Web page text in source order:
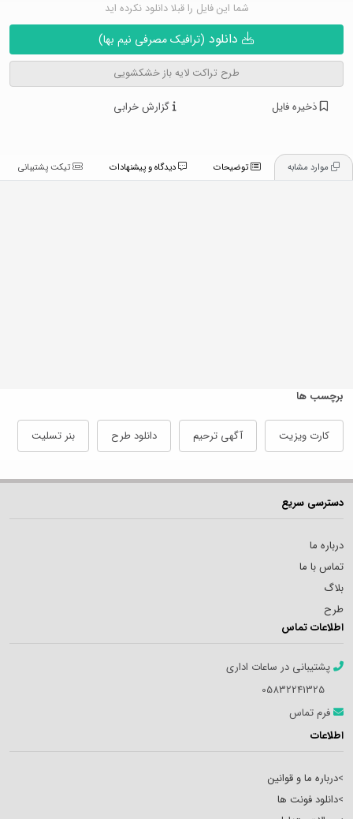
شما این فایل را قبلا دانلود نکرده اید
(ترافیک مصرفی نیم بها)
طرح تراکت لایه باز خشکشویی
ذخیره فایل گزارش خرابی
توضیحات تیکت پشتیبانی
برچسب ها
کارت ویزیت آگهی ترحیم دانلود طرح بنر تسلیت
دسترسی سریع
درباره ما
تماس با ما
بلاگ
طرح
اطلاعات تماس
پشتیبانی در ساعات اداری
05832241325
فرم تماس
اطلاعات
>درباره ما و قوانین
>دانلود فونت ها